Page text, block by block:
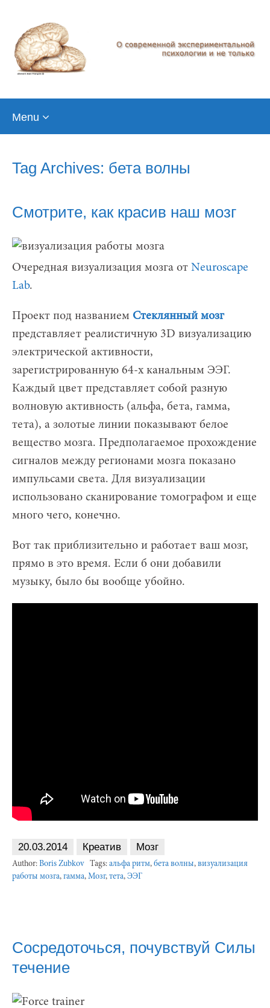
Menu
Tag Archives: бета волны
Смотрите, как красив наш мозг
Очередная визуализация мозга от Neuroscape
Lab.
Проект под названием Стеклянный мозг
представляет реалистичную 3D визуализацию
электрической активности,
зарегистрированную 64-х канальным ЭЭГ.
Каждый цвет представляет собой разную
волновую активность (альфа, бета, гамма,
тета), а золотые линии показывают белое
вещество мозга. Предполагаемое прохождение
сигналов между регионами мозга показано
импульсами света. Для визуализации
использовано сканирование томографом и еще
много чего, конечно.
Вот так приблизительно и работает ваш мозг,
прямо в это время. Если б они добавили
музыку, было бы вообще убойно.
20.03.2014 Креатив Мозг
Author: Boris Zubkov Tags: альфа ритм, бета волны, визуализация
работы мозга, гамма, Мозг, тета, ЭЭГ
Сосредоточься, почувствуй Силы
течение